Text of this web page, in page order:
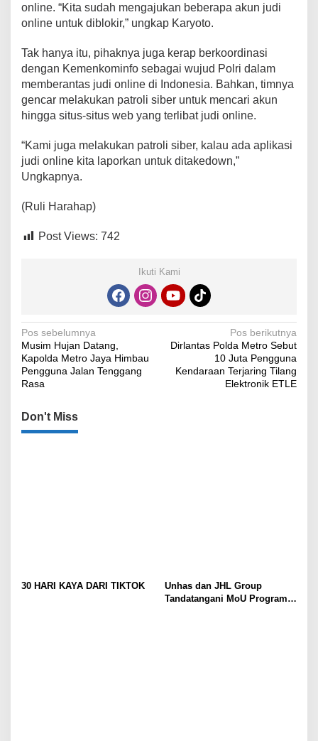
online. “Kita sudah mengajukan beberapa akun judi
online untuk diblokir,” ungkap Karyoto.
Tak hanya itu, pihaknya juga kerap berkoordinasi
dengan Kemenkominfo sebagai wujud Polri dalam
memberantas judi online di Indonesia. Bahkan, timnya
gencar melakukan patroli siber untuk mencari akun
hingga situs-situs web yang terlibat judi online.
“Kami juga melakukan patroli siber, kalau ada aplikasi
judi online kita laporkan untuk ditakedown,”
Ungkapnya.
(Ruli Harahap)
Post Views: 742
Ikuti Kami
Navigasi
pos
Pos sebelumnya
Musim Hujan Datang,
Kapolda Metro Jaya Himbau
Pengguna Jalan Tenggang
Rasa
Pos berikutnya
Dirlantas Polda Metro Sebut
10 Juta Pengguna
Kendaraan Terjaring Tilang
Elektronik ETLE
Don't Miss
30 HARI KAYA DARI TIKTOK
Unhas dan JHL Group
Tandatangani MoU Program